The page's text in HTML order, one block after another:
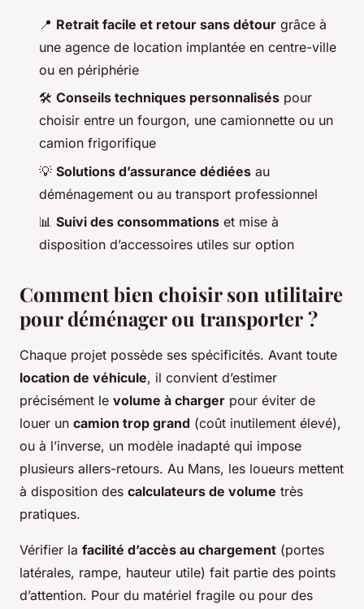
📍 Retrait facile et retour sans détour grâce à
une agence de location implantée en centre-ville
ou en périphérie
🛠️ Conseils techniques personnalisés pour
choisir entre un fourgon, une camionnette ou un
camion frigorifique
💡 Solutions d’assurance dédiées au
déménagement ou au transport professionnel
📊 Suivi des consommations et mise à
disposition d’accessoires utiles sur option
Comment bien choisir son utilitaire
pour déménager ou transporter ?
Chaque projet possède ses spécificités. Avant toute
location de véhicule, il convient d’estimer
précisément le volume à charger pour éviter de
louer un camion trop grand (coût inutilement élevé),
ou à l’inverse, un modèle inadapté qui impose
plusieurs allers-retours. Au Mans, les loueurs mettent
à disposition des calculateurs de volume très
pratiques.
Vérifier la facilité d’accès au chargement (portes
latérales, rampe, hauteur utile) fait partie des points
d’attention. Pour du matériel fragile ou pour des